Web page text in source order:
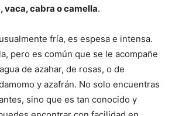
vaca, cabra o camella.
fría, es espesa e intensa.
pero es común que se le acompañe
de azahar, de rosas, o de
y azafrán. No solo encuentras
sino que es tan conocido y